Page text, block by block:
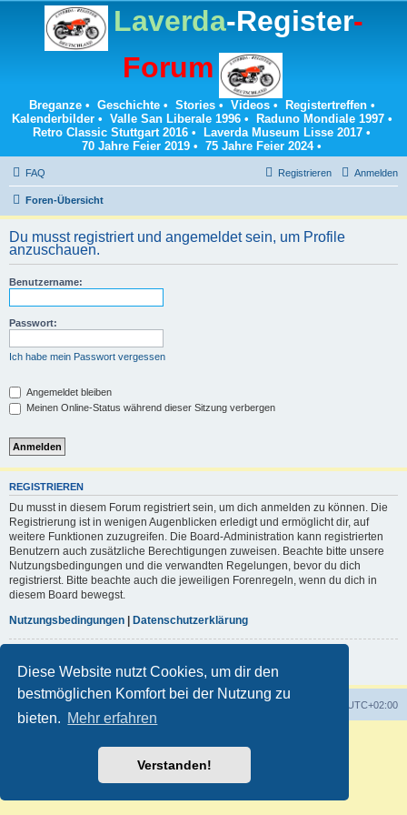
Diese Website nutzt Cookies, um dir den
bestmöglichen Komfort bei der Nutzung zu
bieten. Mehr erfahren
Verstanden!
Laverda-Register-
Forum
Breganze• Geschichte• Stories• Videos• Registertreffen•
Kalenderbilder• Valle San Liberale 1996• Raduno Mondiale 1997•
Retro Classic Stuttgart 2016 • Laverda Museum Lisse 2017 •
70 Jahre Feier 2019 • 75 Jahre Feier 2024•
FAQ Anmelden
Registrieren
Foren-Übersicht
Du musst registriert und angemeldet sein, um Profile
anzuschauen.
Benutzername:
Passwort:
Ich habe mein Passwort vergessen
Angemeldet bleiben
Meinen Online-Status während dieser Sitzung verbergen
REGISTRIEREN
Du musst in diesem Forum registriert sein, um dich anmelden zu können. Die
Registrierung ist in wenigen Augenblicken erledigt und ermöglicht dir, auf
weitere Funktionen zuzugreifen. Die Board-Administration kann registrierten
Benutzern auch zusätzliche Berechtigungen zuweisen. Beachte bitte unsere
Nutzungsbedingungen und die verwandten Regelungen, bevor du dich
registrierst. Bitte beachte auch die jeweiligen Forenregeln, wenn du dich in
diesem Board bewegst.
Nutzungsbedingungen
Datenschutzerklärung
UTC+02:00
Customized by